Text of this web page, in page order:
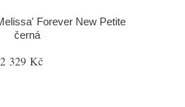
Forever New Petite
černá
2 329 Kč